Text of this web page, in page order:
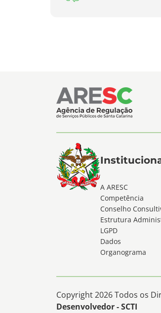
A ARESC
Competência
Conselho
Estrutura
LGPD
Dados
Organograma
Copyright 2026 Todos os
Desenvolvedor - SCTI